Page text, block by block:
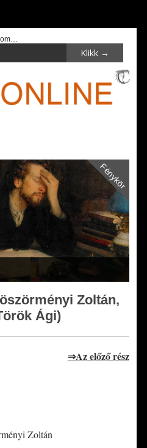
Fénykör
Zoltán,
Ági)
⇒Az előző rész
Zoltán